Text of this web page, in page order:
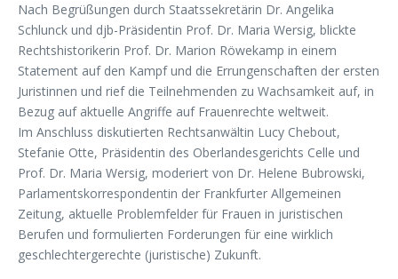
Nach Begrüßungen durch Staatssekretärin Dr. Angelika
Schlunck und djb-Präsidentin Prof. Dr. Maria Wersig, blickte
Rechtshistorikerin Prof. Dr. Marion Röwekamp in einem
Statement auf den Kampf und die Errungenschaften der ersten
Juristinnen und rief die Teilnehmenden zu Wachsamkeit auf, in
Bezug auf aktuelle Angriffe auf Frauenrechte weltweit.
Im Anschluss diskutierten Rechtsanwältin Lucy Chebout,
Stefanie Otte, Präsidentin des Oberlandesgerichts Celle und
Prof. Dr. Maria Wersig, moderiert von Dr. Helene Bubrowski,
Parlamentskorrespondentin der Frankfurter Allgemeinen
Zeitung, aktuelle Problemfelder für Frauen in juristischen
Berufen und formulierten Forderungen für eine wirklich
geschlechtergerechte (juristische) Zukunft.